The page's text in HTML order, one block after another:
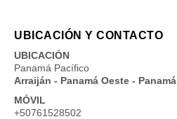
UBICACIÓN Y CONTACTO
UBICACIÓN
Panamá Pacífico
Arraiján - Panamá Oeste - Panamá
MÓVIL
+50761528502